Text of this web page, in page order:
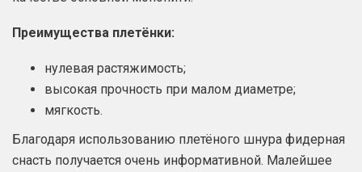
Преимущества плетёнки:
нулевая растяжимость;
высокая прочность при малом диаметре;
мягкость.
Благодаря использованию плетёного шнура фидерная
снасть получается очень информативной. Малейшее